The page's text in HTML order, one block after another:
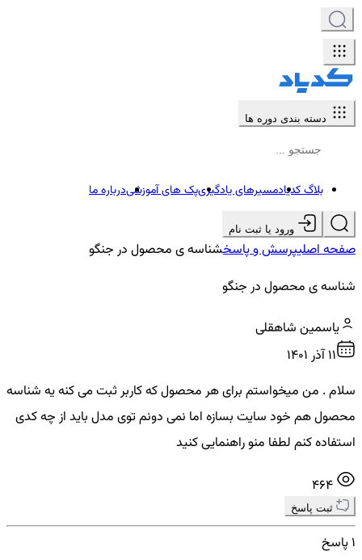
دسته بندی دوره ها
بلاگ کدیادمسیرهای یادگیریپک های آموزشیدرباره ما
ورود یا ثبت نام
صفحه اصلیپرسش و پاسخشناسه ی محصول در جنگو
شناسه ی محصول در جنگو
یاسمین شاهقلی
11 آذر ۱۴۰۱
سلام . من میخواستم برای هر محصول که کاربر ثبت می کنه یه شناسه
محصول هم خود سایت بسازه اما نمی دونم توی مدل باید از چه کدی
استفاده کنم لطفا منو راهنمایی کنید
ثبت پاسخ
1 پاسخ